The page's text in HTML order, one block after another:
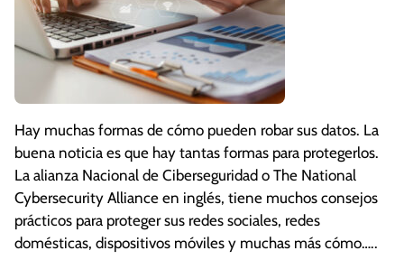
Hay muchas formas de cómo pueden robar sus datos. La
buena noticia es que hay tantas formas para protegerlos.
La alianza Nacional de Ciberseguridad o The National
Cybersecurity Alliance en inglés, tiene muchos consejos
prácticos para proteger sus redes sociales, redes
domésticas, dispositivos móviles y muchas más cómo…..